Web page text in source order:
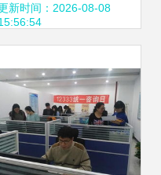
新时间：2026-08-08